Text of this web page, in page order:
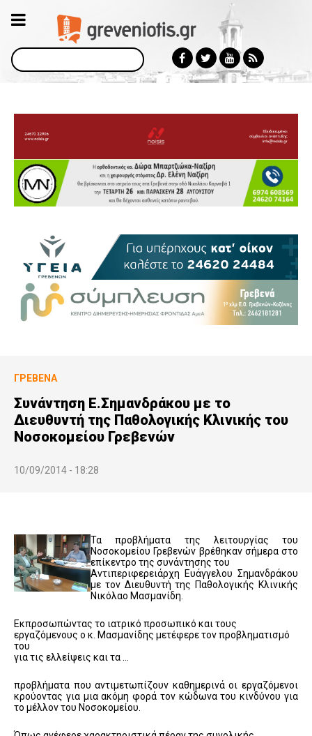
Αναζήτηση
ΓΡΕΒΕΝΆ
Συνάντηση Ε.Σημανδράκου με το
Διευθυντή της Παθολογικής Κλινικής του
Νοσοκομείου Γρεβενών
10/09/2014 - 18:28
Τα προβλήματα της λειτουργίας του
Νοσοκομείου Γρεβενών βρέθηκαν σήμερα στο
επίκεντρο της συνάντησης του
Αντιπεριφερειάρχη Ευάγγελου Σημανδράκου
με τον Διευθυντή της Παθολογικής Κλινικής
Νικόλαο Μασμανίδη.
Εκπροσωπώντας το ιατρικό προσωπικό και τους
εργαζόμενους ο κ. Μασμανίδης μετέφερε τον προβληματισμό
του
για τις ελλείψεις και τα …
προβλήματα που αντιμετωπίζουν καθημερινά οι εργαζόμενοι
κρούοντας για μια ακόμη φορά τον κώδωνα του κινδύνου για
το μέλλον του Νοσοκομείου.